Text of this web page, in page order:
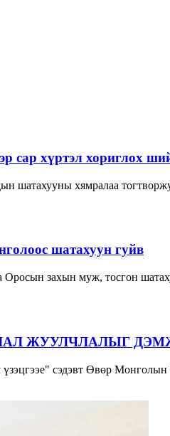
сар хүртэл хориглох
шатахууны хямралаа
шатахуун гуйв
Оросын захын муж, тосгон
ЖУУЛЧЛАЛЫГ
сэдэвт Өвөр Монголын